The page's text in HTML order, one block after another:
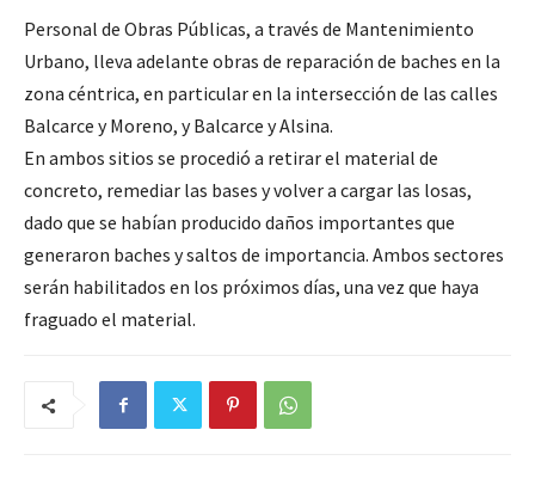
Personal de Obras Públicas, a través de Mantenimiento
Urbano, lleva adelante obras de reparación de baches en la
zona céntrica, en particular en la intersección de las calles
Balcarce y Moreno, y Balcarce y Alsina.
En ambos sitios se procedió a retirar el material de
concreto, remediar las bases y volver a cargar las losas,
dado que se habían producido daños importantes que
generaron baches y saltos de importancia. Ambos sectores
serán habilitados en los próximos días, una vez que haya
fraguado el material.